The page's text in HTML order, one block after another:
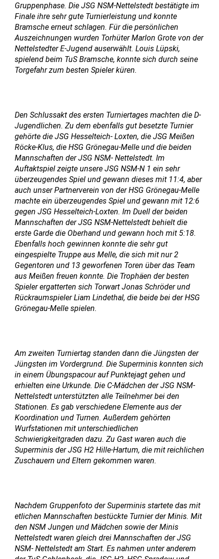
Gruppenphase. Die JSG NSM-Nettelstedt bestätigte im
Finale ihre sehr gute Turnierleistung und konnte
Bramsche erneut schlagen. Für die persönlichen
Auszeichnungen wurden Torhüter Marlon Grote von der
Nettelstedter E-Jugend auserwählt. Louis Lüpski,
spielend beim TuS Bramsche, konnte sich durch seine
Torgefahr zum besten Spieler küren.
Den Schlussakt des ersten Turniertages machten die D-
Jugendlichen. Zu dem ebenfalls gut besetzte Turnier
gehörte die JSG Hesselteich- Loxten, die JSG Meißen
Röcke-Klus, die HSG Grönegau-Melle und die beiden
Mannschaften der JSG NSM- Nettelstedt. Im
Auftaktspiel zeigte unsere JSG NSM-N 1 ein sehr
überzeugendes Spiel und gewann dieses mit 11:4, aber
auch unser Partnerverein von der HSG Grönegau-Melle
machte ein überzeugendes Spiel und gewann mit 12:6
gegen JSG Hesselteich-Loxten. Im Duell der beiden
Mannschaften der JSG NSM-Nettelstedt behielt die
erste Garde die Oberhand und gewann hoch mit 5:18.
Ebenfalls hoch gewinnen konnte die sehr gut
eingespielte Truppe aus Melle, die sich mit nur 2
Gegentoren und 13 geworfenen Toren über das Team
aus Meißen freuen konnte. Die Trophäen der besten
Spieler ergatterten sich Torwart Jonas Schröder und
Rückraumspieler Liam Lindethal, die beide bei der HSG
Grönegau-Melle spielen.
Am zweiten Turniertag standen dann die Jüngsten der
Jüngsten im Vordergrund. Die Superminis konnten sich
in einem Übungspacour auf Punktejagt gehen und
erhielten eine Urkunde. Die C-Mädchen der JSG NSM-
Nettelstedt unterstützten alle Teilnehmer bei den
Stationen. Es gab verschiedene Elemente aus der
Koordination und Turnen. Außerdem gehörten
Wurfstationen mit unterschiedlichen
Schwierigkeitgraden dazu. Zu Gast waren auch die
Superminis der JSG H2 Hille-Hartum, die mit reichlichen
Zuschauern und Eltern gekommen waren.
Nachdem Gruppenfoto der Superminis startete das mit
etlichen Mannschaften bestückte Turnier der Minis. Mit
den NSM Jungen und Mädchen sowie der Minis
Nettelstedt waren gleich drei Mannschaften der JSG
NSM- Nettelstedt am Start. Es nahmen unter anderem